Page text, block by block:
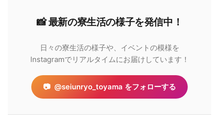
📸 最新の​寮生活の​様子を​発信中！
日々の寮生活の様子や、イベントの模様を
Instagramでリアルタイムにお届けしています！
📷 @seiunryo_toyama をフォローする